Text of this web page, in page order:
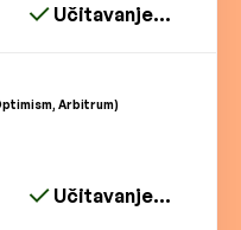
Učitavanje...
Arbitrum)
Učitavanje...